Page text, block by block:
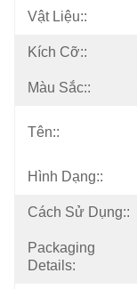
Vật Liệu::
Kích Cỡ::
Màu Sắc::
Tên::
Hình Dạng::
Cách Sử Dụng::
Packaging
Details: